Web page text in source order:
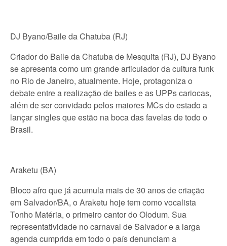
DJ Byano/Baile da Chatuba (RJ)
Criador do Baile da Chatuba de Mesquita (RJ), DJ Byano
se apresenta como um grande articulador da cultura funk
no Rio de Janeiro, atualmente. Hoje, protagoniza o
debate entre a realização de bailes e as UPPs cariocas,
além de ser convidado pelos maiores MCs do estado a
lançar singles que estão na boca das favelas de todo o
Brasil.
Araketu (BA)
Bloco afro que já acumula mais de 30 anos de criação
em Salvador/BA, o Araketu hoje tem como vocalista
Tonho Matéria, o primeiro cantor do Olodum. Sua
representatividade no carnaval de Salvador e a larga
agenda cumprida em todo o país denunciam a